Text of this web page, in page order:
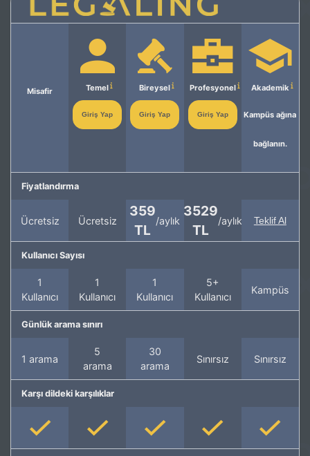
Misafir Temel
Giriş Yap
Bireysel
Giriş Yap
Profesyonel
Giriş Yap
Akademik
Kampüs ağına
bağlanın.
Fiyatlandırma
Ücretsiz Ücretsiz
359
TL
/aylık
3529
TL
/aylık Teklif Al
Kullanıcı Sayısı
1
Kullanıcı
1
Kullanıcı
1
Kullanıcı
5+
Kullanıcı
Kampüs
Günlük arama sınırı
1 arama
5
arama
30
arama
Sınırsız Sınırsız
Karşı dildeki karşılıklar